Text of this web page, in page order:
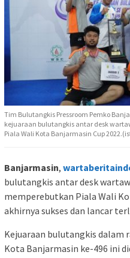
Tim Bulutangkis Pressroom Pemko
kejuaraan bulutangkis antar desk
Piala Wali Kota Banjarmasin Cup
Banjarmasin,
bulutangkis antar desk
memperebutkan Piala Wali
akhirnya sukses dan lancar
Kejuaraan bulutangkis dalam
Kota Banjarmasin ke-496 ini